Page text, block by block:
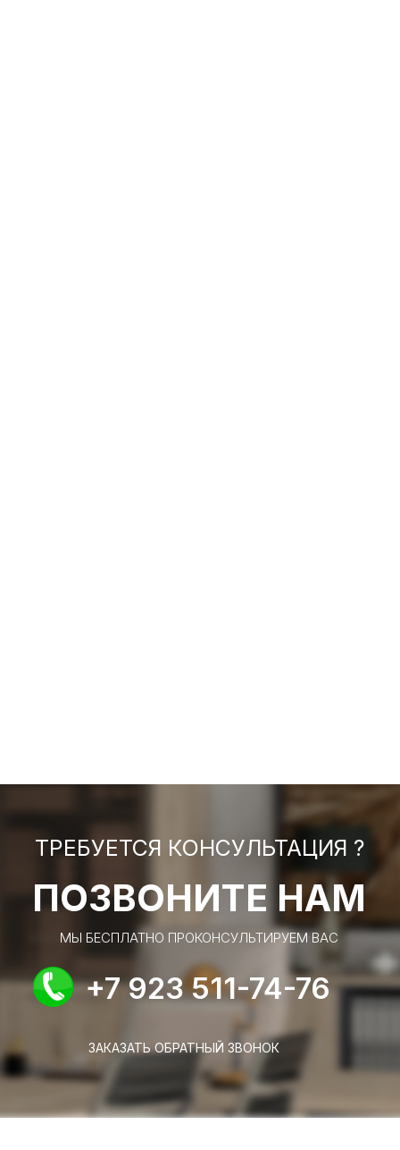
ТРЕБУЕТСЯ КОНСУЛЬТАЦИЯ ?
ПОЗВОНИТЕ НАМ
МЫ БЕСПЛАТНО ПРОКОНСУЛЬТИРУЕМ ВАС
+7 923 511-74-76
ЗАКАЗАТЬ ОБРАТНЫЙ ЗВОНОК